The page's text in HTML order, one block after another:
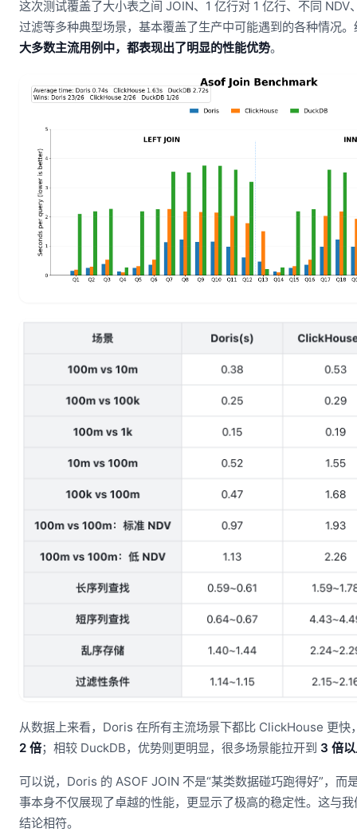
这次测试覆盖了大小表之间 JOIN、1 亿行对 1 亿行、不同 NDV
过滤等多种典型场景，基本覆盖了生产中可能遇到的各种情况
大多数主流用例中，都表现出了明显的性能优势。
从数据上来看，Doris 在所有主流场景下都比 ClickHouse 更快
2 倍；相较 DuckDB，优势则更明显，很多场景能拉开到 3 倍
可以说，Doris 的 ASOF JOIN 不是“某类数据碰巧跑得好”，而
事本身不仅展现了卓越的性能，更显示了极高的稳定性。这与
结论相符。